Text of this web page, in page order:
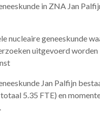
in ZNA Jan
nucleaire geneeskunde
uitgevoerd worden
Jan Palfijn
5.35 FTE) en